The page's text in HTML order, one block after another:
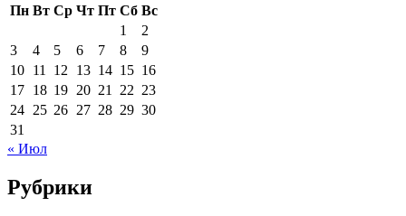
Пн Вт Ср Чт Пт Сб Вс
1
2
3
4 5 6 7 8
9
10 11 12 13 14 15 16
17 18 19 20 21 22 23
24 25 26 27 28 29 30
31
« Июл
Рубрики